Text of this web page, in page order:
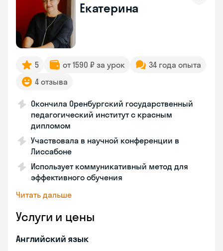
Екатерина
5 от 1590 ₽ за урок
34 года опыта
4 отзыва
Окончила Оренбургский государственный
педагогический институт с красным
дипломом
Участвовала в научной конференции в
Лиссабоне
Использует коммуникативный метод для
эффективного обучения
Читать дальше
Услуги и цены
Английский язык